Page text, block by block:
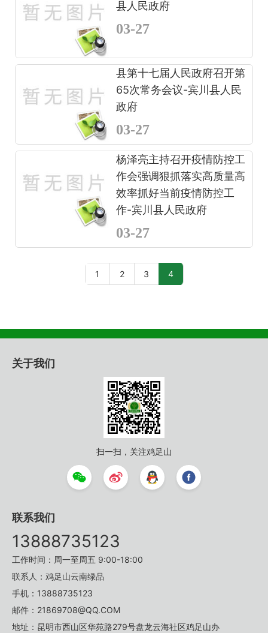
县人民政府
03-27
县第十七届人民政府召开第
65次常务会议-宾川县人民
政府
03-27
杨泽亮主持召开疫情防控工
作会强调狠抓落实高质量高
效率抓好当前疫情防控工
作-宾川县人民政府
03-27
1 2 3 4
关于我们
扫一扫，关注鸡足山
联系我们
13888735123
工作时间：周一至周五 9:00-18:00
联系人：鸡足山云南绿品
手机：13888735123
邮件：21869708@QQ.COM
地址：昆明市西山区华苑路279号盘龙云海社区鸡足山办